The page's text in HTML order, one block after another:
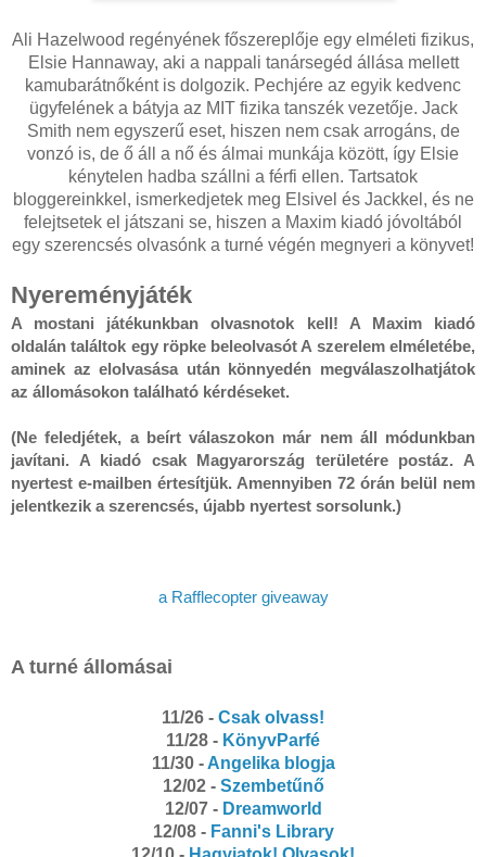
Ali Hazelwood regényének főszereplője egy elméleti fizikus,
Elsie Hannaway, aki a nappali tanársegéd állása mellett
kamubarátnőként is dolgozik. Pechjére az egyik kedvenc
ügyfelének a bátyja az MIT fizika tanszék vezetője. Jack
Smith nem egyszerű eset, hiszen nem csak arrogáns, de
vonzó is, de ő áll a nő és álmai munkája között, így Elsie
kénytelen hadba szállni a férfi ellen. Tartsatok
bloggereinkkel, ismerkedjetek meg Elsivel és Jackkel, és ne
felejtsetek el játszani se, hiszen a Maxim kiadó jóvoltából
egy szerencsés olvasónk a turné végén megnyeri a könyvet!
Nyereményjáték
A mostani játékunkban olvasnotok kell! A Maxim kiadó
oldalán találtok egy röpke beleolvasót A szerelem elméletébe,
aminek az elolvasása után könnyedén megválaszolhatjátok
az állomásokon található kérdéseket.
(Ne feledjétek, a beírt válaszokon már nem áll módunkban
javítani. A kiadó csak Magyarország területére postáz. A
nyertest e-mailben értesítjük. Amennyiben 72 órán belül nem
a Rafflecopter giveaway
A turné állomásai
11/26 - Csak olvass!
11/28 - KönyvParfé
11/30 - Angelika blogja
12/02 - Szembetűnő
12/07 - Dreamworld
12/08 - Fanni's Library